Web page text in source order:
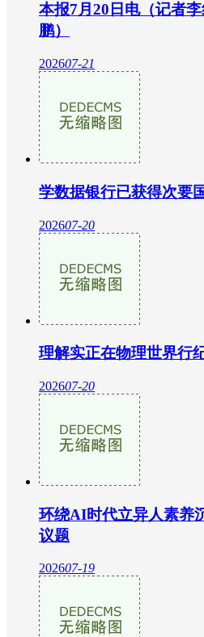
本报7月20日电（记者
鹏）
202607-21
学数据银行已获得次要
202607-20
理解实正在物理世界行
202607-20
环绕AI时代立异人素养
议题
202607-19